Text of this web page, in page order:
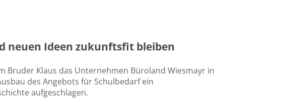
neuen Ideen zukunftsfit bleiben
Bruder Klaus das Unternehmen Büroland Wiesmayr in
des Angebots für Schulbedarf ein
aufgeschlagen.